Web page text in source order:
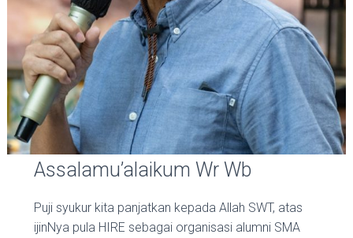
Assalamu’alaikum Wr Wb
Puji syukur kita panjatkan kepada Allah SWT, atas
ijinNya pula HIRE sebagai organisasi alumni SMA